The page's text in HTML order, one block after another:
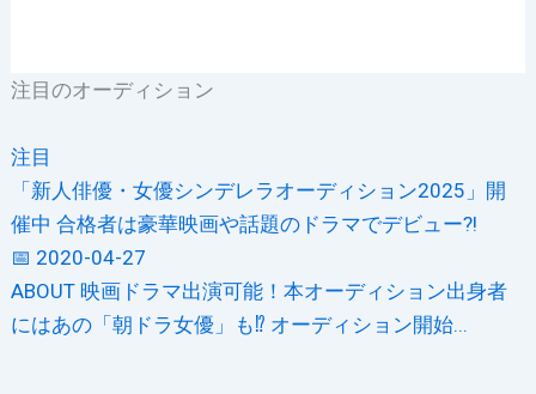
注目のオーディション
注目
「新人俳優・女優シンデレラオーディション2025」開
催中 合格者は豪華映画や話題のドラマでデビュー?!
📅 2020-04-27
ABOUT 映画ドラマ出演可能！本オーディション出身者
にはあの「朝ドラ女優」も⁉ オーディション開始...